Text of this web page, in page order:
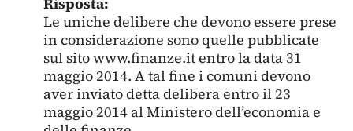
Le uniche delibere che devono essere prese
in considerazione sono quelle pubblicate
sul sito www.finanze.it entro la data 31
maggio 2014. A tal fine i comuni devono
aver inviato detta delibera entro il 23
maggio 2014 al Ministero dell’economia e